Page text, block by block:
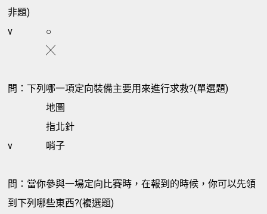
非題)
v
○
╳
問：下列哪一項定向裝備主要用來進行求救?(單選題)
地圖
指北針
v
哨子
問：當你參與一場定向比賽時，在報到的時候，你可以先領
到下列哪些東西?(複選題)